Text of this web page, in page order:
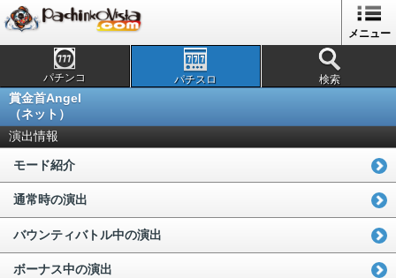
メニュー
パチンコ パチスロ 検索
賞金首Angel
（ネット）
演出情報
モード紹介
通常時の演出
バウンティバトル中の演出
ボーナス中の演出